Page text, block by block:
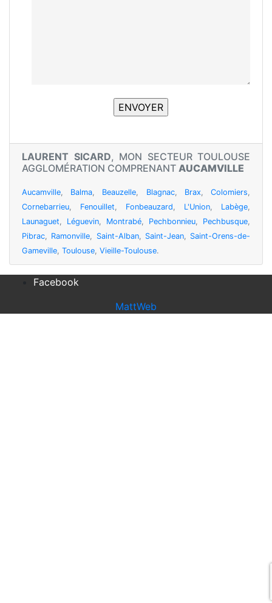
LAURENT SICARD, MON SECTEUR TOULOUSE
AGGLOMÉRATION COMPRENANT AUCAMVILLE
Aucamville, Balma, Beauzelle, Blagnac, Brax,Colomiers,
Cornebarrieu, Fenouillet, Fonbeauzard, L'Union, Labège,
Launaguet, Léguevin, Montrabé, Pechbonnieu, Pechbusque,
Pibrac, Ramonville, Saint-Alban, Saint-Jean, Saint-Orens-de-
Gameville, Toulouse, Vieille-Toulouse.
Facebook
MattWeb